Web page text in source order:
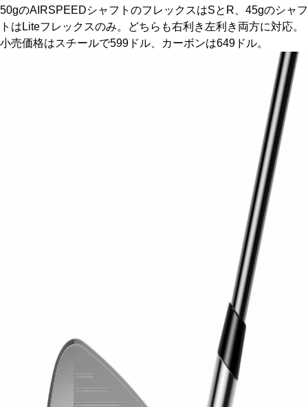
50gのAIRSPEEDシャフトのフレックスはSとR、45gのシャフ
トはLiteフレックスのみ。どちらも右利き左利き両方に対応。
小売価格はスチールで599ドル、カーボンは649ドル。